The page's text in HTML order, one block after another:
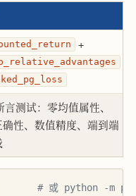
+
言测试：零均值属性、
性、数值精度、端到端
# 或 python -m